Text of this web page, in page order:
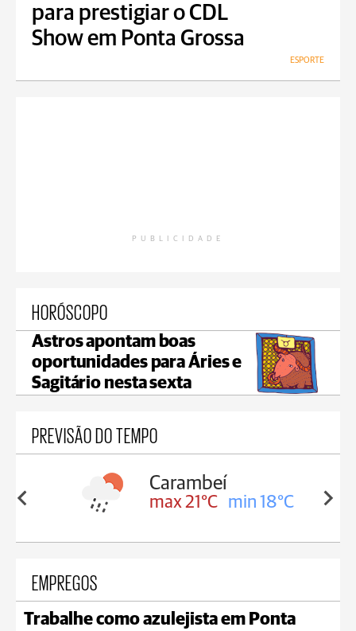
para prestigiar o CDL
Show em Ponta Grossa
ESPORTE
PUBLICIDADE
HORÓSCOPO
Astros apontam boas
oportunidades para Áries e
Sagitário nesta sexta
PREVISÃO DO TEMPO
18°C
Carambeí
max 21°C min 18°C
EMPREGOS
Trabalhe como azulejista em Ponta